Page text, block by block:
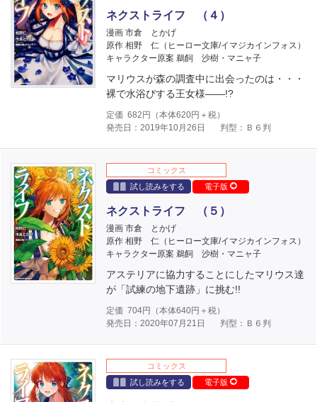
ネクストライフ （４）
漫画 市倉 とかげ
原作 相野 仁（ヒーロー文庫/イマジカインフォス）
キャラクター原案 鵜飼 沙樹・マニャ子
マリウスが森の調査中に出会ったのは・・・
裸で水浴びする王女様――!?
定価 682 円（本体620円＋税）
発売日：2019年10月26日
判型：Ｂ６判
コミックス
試し読みをする
電子版
ネクストライフ （５）
漫画 市倉 とかげ
原作 相野 仁（ヒーロー文庫/イマジカインフォス）
キャラクター原案 鵜飼 沙樹・マニャ子
アステリアに協力することにしたマリウス達
が「試練の地下遺跡」に挑む!!
定価 704円（本体640円＋税）
発売日：2020年07月21日
判型：Ｂ６判
コミックス
試し読みをする
電子版